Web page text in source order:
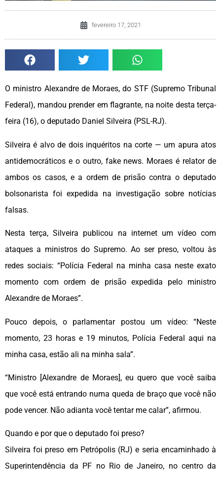
fevereiro 17, 2021
O ministro Alexandre de Moraes, do STF (Supremo Tribunal
Federal), mandou prender em flagrante, na noite desta terça-
feira (16), o deputado Daniel Silveira (PSL-RJ).
Silveira é alvo de dois inquéritos na corte — um apura atos
antidemocráticos e o outro, fake news. Moraes é relator de
ambos os casos, e a ordem de prisão contra o deputado
bolsonarista foi expedida na investigação sobre notícias
falsas.
Nesta terça, Silveira publicou na internet um vídeo com
ataques a ministros do Supremo. Ao ser preso, voltou às
redes sociais: “Polícia Federal na minha casa neste exato
momento com ordem de prisão expedida pelo ministro
Alexandre de Moraes”.
Pouco depois, o parlamentar postou um vídeo: “Neste
momento, 23 horas e 19 minutos, Polícia Federal aqui na
minha casa, estão ali na minha sala”.
“Ministro [Alexandre de Moraes], eu quero que você saiba
que você está entrando numa queda de braço que você não
pode vencer. Não adianta você tentar me calar”, afirmou.
Quando e por que o deputado foi preso?
Silveira foi preso em Petrópolis (RJ) e seria encaminhado à
Superintendência da PF no Rio de Janeiro, no centro da